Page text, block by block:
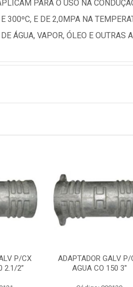
PARA O USO NA
300ºC, E DE 2,0MPA NA
ÁGUA, VAPOR, ÓLEO E
P/CX
2.1/2”
ADAPTADOR GALV P/
AGUA CO 150 3''